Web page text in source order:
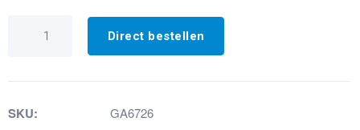
PAKKINGSET
Direct bestellen
SKU: GA6726